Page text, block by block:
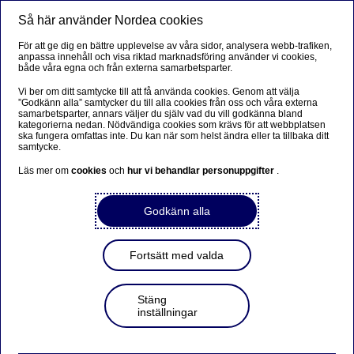
Så väljer andra företagare att
placera företagets överskott
Funderar du på hur andra företagare investerar överskott
i sitt bolag? Här kan du läsa om hur några av våra
företagskunder har valt att placera sitt kapital.
namn, bransch och ägare är anonymiserade.
Bli företagskund
Få hjälp av en rådgivare
Så här använder Nordea cookies
För att ge dig en bättre upplevelse av våra sidor, analysera webb-trafiken,
anpassa innehåll och visa riktad marknadsföring använder vi cookies,
både våra egna och från externa samarbetsparter.
Vi ber om ditt samtycke till att få använda cookies. Genom att välja
”Godkänn alla” samtycker du till alla cookies från oss och våra externa
samarbetsparter, annars väljer du själv vad du vill godkänna bland
kategorierna nedan. Nödvändiga cookies som krävs för att webbplatsen
ska fungera omfattas inte. Du kan när som helst ändra eller ta tillbaka ditt
samtycke.
Läs mer omcookiesoch hur vi behandlar personuppgifter .
Godkänn alla
Fortsätt med valda
Stäng
inställningar